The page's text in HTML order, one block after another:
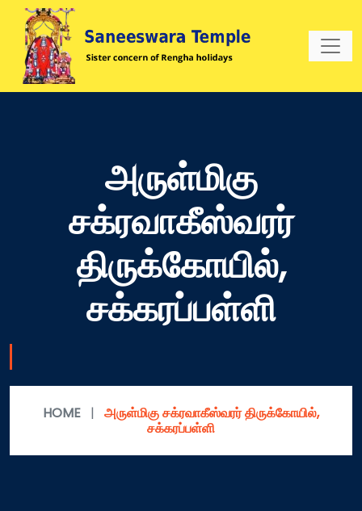
அருள்மிகு
சக்ரவாகீஸ்வரர்
திருக்கோயில்,
சக்கரப்பள்ளி
HOME |
அருள்மிகு சக்ரவாகீஸ்வரர் திருக்கோயில்,
சக்கரப்பள்ளி